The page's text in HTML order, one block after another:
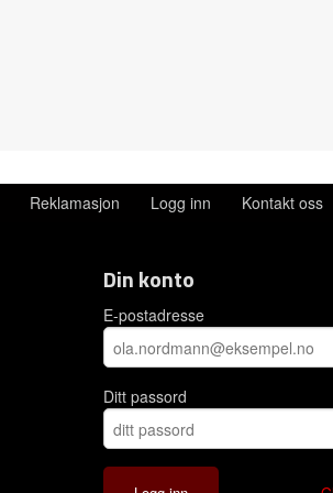
Reklamasjon Logg inn Kontakt oss
Din konto
E-postadresse
Ditt passord